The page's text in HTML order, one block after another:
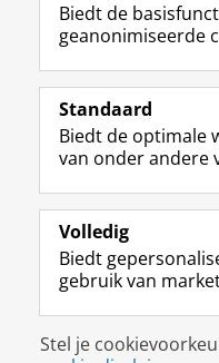
Volg de
Studiekiezers
Alumni
Over ons
Disclaimer &
Biedt de
geanonimiseerde
Standaard
Biedt de optimale
van onder andere
Volledig
Biedt
gebruik van
Stel je